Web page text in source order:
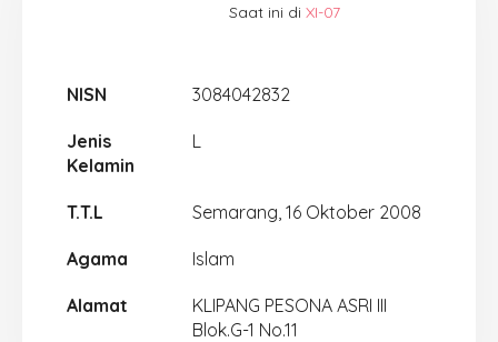
Saat ini diXI-07
NISN 3084042832
Jenis
Kelamin
L
T.T.L Semarang, 16 Oktober 2008
Agama Islam
Alamat
KLIPANG PESONA ASRI III
Blok.G-1 No.11